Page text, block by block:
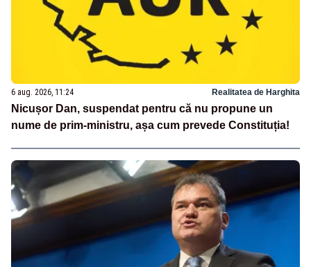
6 aug. 2026, 11:24 Realitatea de Harghita
Nicușor Dan, suspendat pentru că nu propune un
nume de prim-ministru, așa cum prevede Constituția!